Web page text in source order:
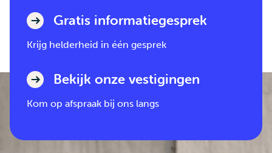
Gratis informatiegesprek
Krijg helderheid in één gesprek
Bekijk onze vestigingen
Kom op afspraak bij ons langs